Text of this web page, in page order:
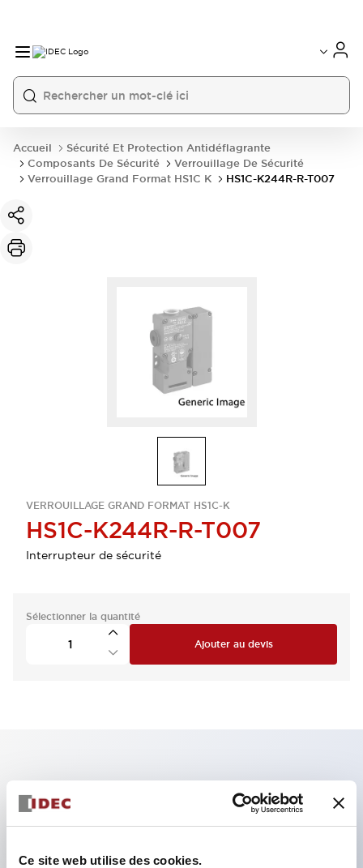
Ce site web utilise des cookies.
Accueil
Sécurité Et Protection Antidéflagrante
Composants De Sécurité
Verrouillage De Sécurité
Verrouillage Grand Format HS1C K
HS1C-K244R-R-T007
VERROUILLAGE GRAND FORMAT HS1C-K
HS1C-K244R-R-T007
Interrupteur de sécurité
Sélectionner la quantité
Ajouter au devis
Assurez-vous de verrouiller la porte/la clé pendant
le fonctionnement de la machine.